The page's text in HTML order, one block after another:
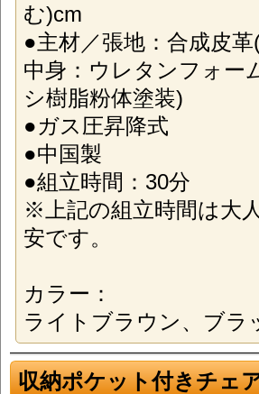
む)cm
●主材／張地：合成皮
中身：ウレタンフォー
シ樹脂粉体塗装)
●ガス圧昇降式
●中国製
●組立時間：30分
※上記の組立時間は大
安です。
カラー：
ライトブラウン、ブラ
収納ポケット付きチェ